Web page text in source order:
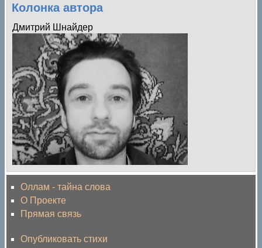
Колонка автора
Дмитрий Шнайдер
Оллам - тайна слова
О Проекте
Прямая связь
Опубликовать стихи